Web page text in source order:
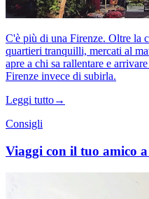
C'è più di una Firenze. Oltre la
quartieri tranquilli, mercati al
apre a chi sa rallentare e
Firenze invece di subirla.
Leggi tutto→
Consigli
Viaggi con il tuo amico